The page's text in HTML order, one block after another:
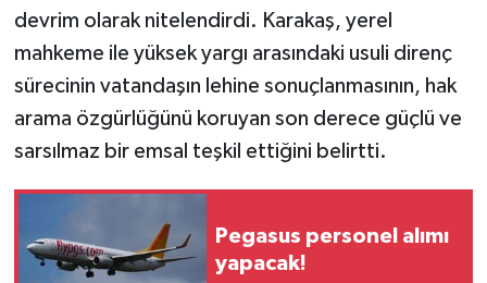
devrim olarak nitelendirdi. Karakaş, yerel
mahkeme ile yüksek yargı arasındaki usuli direnç
sürecinin vatandaşın lehine sonuçlanmasının, hak
arama özgürlüğünü koruyan son derece güçlü ve
sarsılmaz bir emsal teşkil ettiğini belirtti.
Pegasus personel alımı
yapacak!